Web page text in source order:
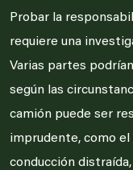
Probar la
requiere una
Varias partes
según las
camión puede ser
imprudente, como el
conducción